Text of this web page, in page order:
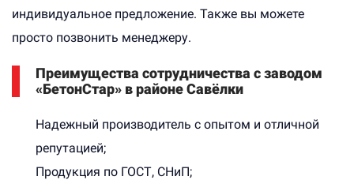
индивидуальное предложение. Также вы можете
просто позвонить менеджеру.
Преимущества сотрудничества с заводом
«БетонСтар» в районе Савёлки
Надежный производитель с опытом и отличной
репутацией;
Продукция по ГОСТ, СНиП;